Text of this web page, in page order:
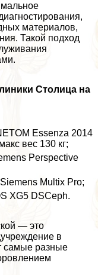
материалов,
Такой подход
Столица на
Essenza 2014
вес 130 кг;
Perspective
Multix Pro;
XG5 DSCeph.
— это
в
самые разные